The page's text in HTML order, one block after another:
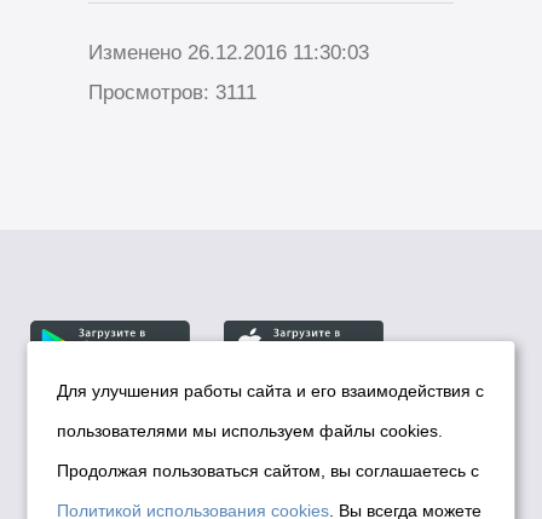
Изменено 26.12.2016 11:30:03
Просмотров: 3111
© Департамент информационной политики мэрии
города Новосибирска, 2026
Политика использования Cookies
Для улучшения работы сайта и его взаимодействия с
пользователями мы используем файлы cookies.
Продолжая пользоваться сайтом, вы соглашаетесь с
Политикой использования cookies . Вы всегда можете